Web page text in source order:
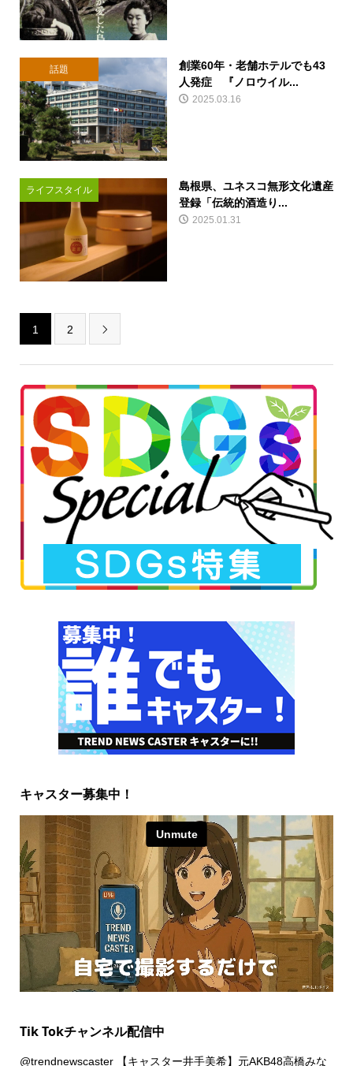
話題
創業60年・老舗ホテルでも43
人発症 『ノロウイル...
2025.03.16
ライフスタイル
島根県、ユネスコ無形文化遺産
登録「伝統的酒造り...
2025.01.31
1 2 
キャスター募集中！
Tik Tokチャンネル配信中
@trendnewscaster【キャスター井手美希】元AKB48高橋みな